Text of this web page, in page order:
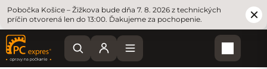
Pobočka Košice – Žižkova bude dňa 7. 8. 2026 z technických
príčin otvorená len do 13:00. Ďakujeme za pochopenie.